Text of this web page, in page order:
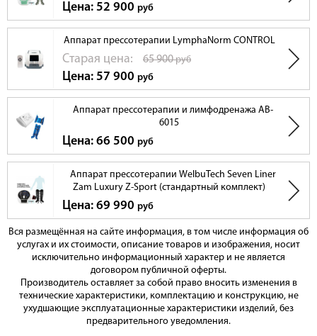
Цена: 52 900 руб
Аппарат прессотерапии LymphaNorm CONTROL
Cтарая цена: 65 900руб
Цена: 57 900 руб
Аппарат прессотерапии и лимфодренажа AB-
6015
Цена: 66 500 руб
Аппарат прессотерапии WelbuTech Seven Liner
Zam Luxury Z-Sport (стандартный комплект)
Цена: 69 990 руб
Вся размещённая на сайте информация, в том числе информация об
услугах и их стоимости, описание товаров и изображения, носит
исключительно информационный характер и не является
договором публичной оферты.
Производитель оставляет за собой право вносить изменения в
технические характеристики, комплектацию и конструкцию, не
ухудшающие эксплуатационные характеристики изделий, без
предварительного уведомления.